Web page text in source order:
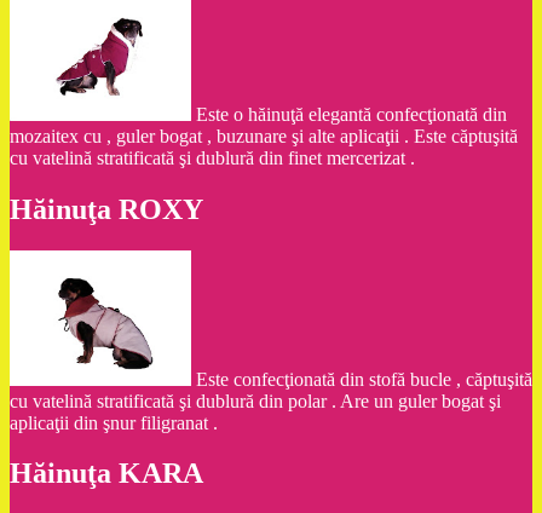
Este o hăinuţă elegantă confecţionată din
mozaitex cu , guler bogat , buzunare şi alte aplicaţii . Este căptuşită
cu vatelină stratificată şi dublură din finet mercerizat .
Hăinuţa ROXY
Este confecţionată din stofă bucle , căptuşită
cu vatelină stratificată şi dublură din polar . Are un guler bogat şi
aplicaţii din şnur filigranat .
Hăinuţa KARA